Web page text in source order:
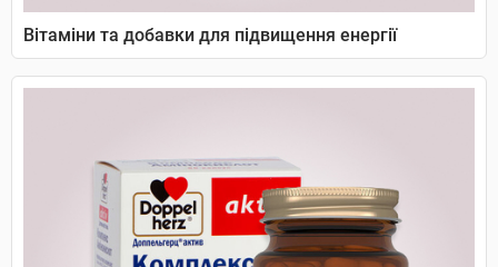
Вітаміни та добавки для підвищення енергії